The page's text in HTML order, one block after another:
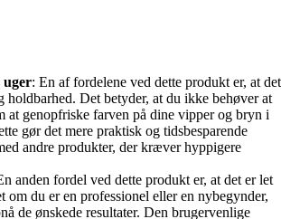
uger: En af fordelene ved dette produkt er, at det
holdbarhed. Det betyder, at du ikke behøver at
at genopfriske farven på dine vipper og bryn i
gør det mere praktisk og tidsbesparende
andre produkter, der kræver hyppigere
anden fordel ved dette produkt er, at det er let
om du er en professionel eller en nybegynder,
de ønskede resultater. Den brugervenlige